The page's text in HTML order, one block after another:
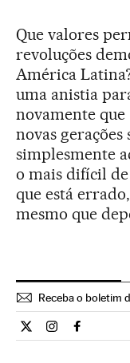
Que valores
revoluções
América
uma anistia
novamente que
novas gerações
simplesmente
o mais difícil
que está
mesmo que
Receba o boletim
Opiniao El País
Opiniao El
Opiniao